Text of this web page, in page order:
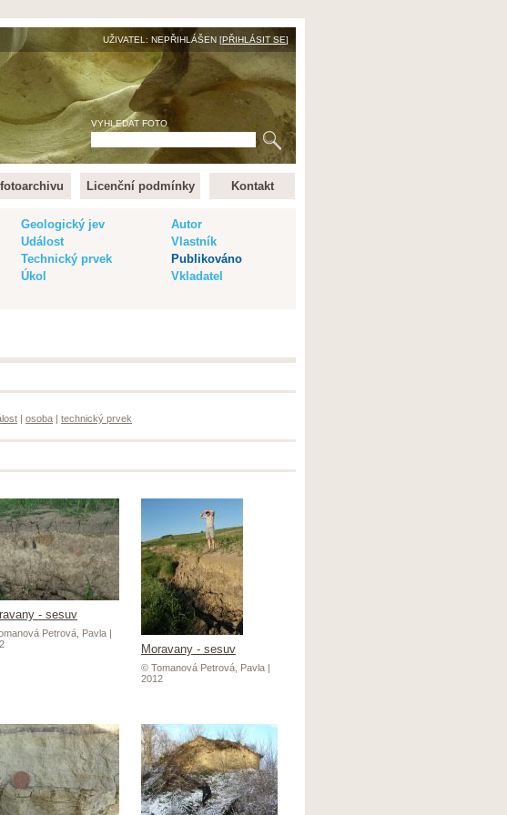
UŽIVATEL: NEPŘIHLÁŠEN [PŘIHLÁSIT SE]
VYHLEDAT FOTO
Licenční podmínky Kontakt
Geologický jev
Autor
Událost
Vlastník
Technický prvek
Publikováno
Úkol
Vkladatel
| osoba | technický prvek
- sesuv
Petrová, Pavla |
Moravany - sesuv
© Tomanová Petrová, Pavla |
2012